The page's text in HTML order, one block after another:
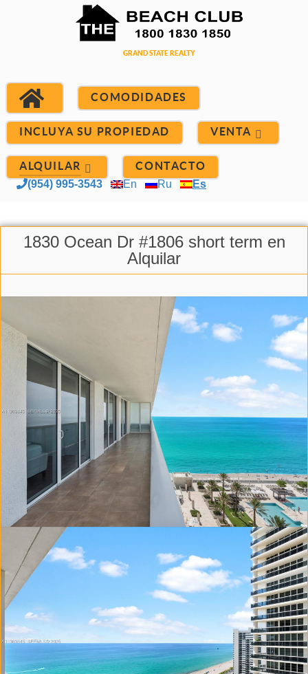
COMODIDADES
INCLUYA SU PROPIEDAD VENTA
ALQUILAR CONTACTO
(954) 995-3543 En Ru Es
1830 Ocean Dr #1806 short term en
Alquilar